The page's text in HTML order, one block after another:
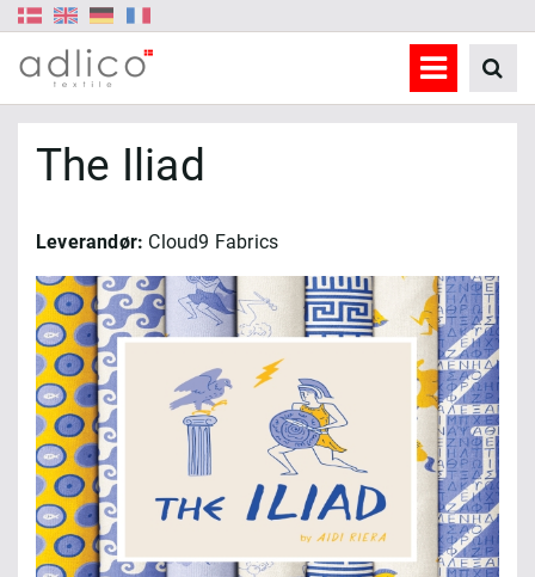
The Iliad
Leverandør: Cloud9 Fabrics